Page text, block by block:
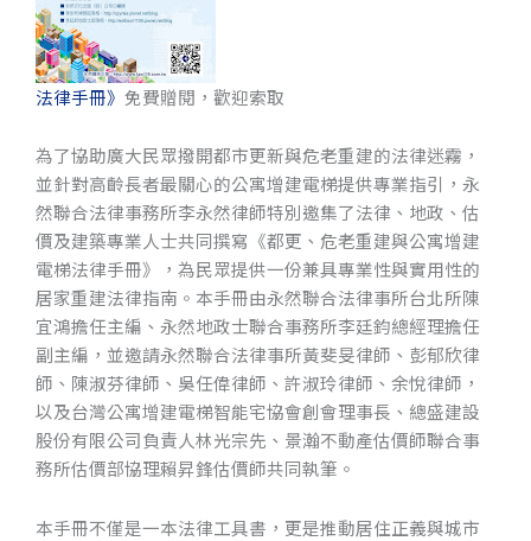
法律手冊》 免費贈閱，歡迎索取
為了協助廣大民眾撥開都市更新與危老重建的法律迷霧，
並針對高齡長者最關心的公寓增建電梯提供專業指引，永
然聯合法律事務所李永然律師特別邀集了法律、地政、估
價及建築專業人士共同撰寫《都更、危老重建與公寓增建
電梯法律手冊》，為民眾提供一份兼具專業性與實用性的
居家重建法律指南。本手冊由永然聯合法律事所台北所陳
宜鴻擔任主編、永然地政士聯合事務所李廷鈞總經理擔任
副主編，並邀請永然聯合法律事所黃斐旻律師、彭郁欣律
師、陳淑芬律師、吳任偉律師、許淑玲律師、余悅律師，
以及台灣公寓增建電梯智能宅協會創會理事長、總盛建設
股份有限公司負責人林光宗先、景瀚不動產估價師聯合事
務所估價部協理賴昇鋒估價師共同執筆。
本手冊不僅是一本法律工具書，更是推動居住正義與城市